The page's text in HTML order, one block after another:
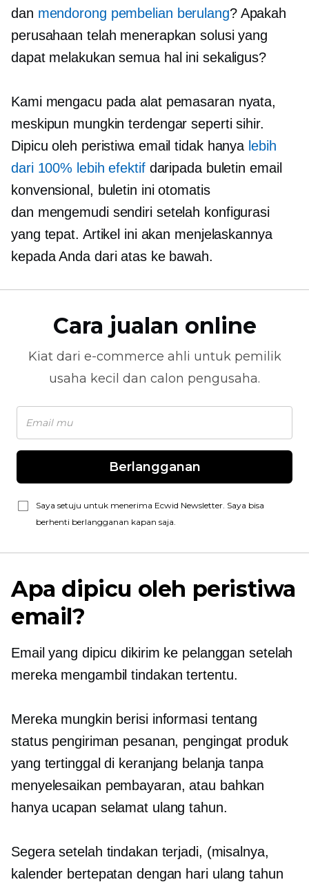
dan mendorong pembelian berulang? Apakah
perusahaan telah menerapkan solusi yang
dapat melakukan semua hal ini sekaligus?
Kami mengacu pada alat pemasaran nyata,
meskipun mungkin terdengar seperti sihir.
Dipicu oleh peristiwaemail tidak hanya lebih
dari 100% lebih efektifdaripada buletin email
konvensional, buletin ini otomatis
dan mengemudi sendirisetelah konfigurasi
yang tepat. Artikel ini akan menjelaskannya
kepada Anda dari atas ke bawah.
Cara jualan online
Kiat dari e-commerce ahli untuk pemilik
usaha kecil dan calon pengusaha.
Berlangganan
Saya setuju untuk menerima Ecwid Newsletter. Saya bisa
berhenti berlangganan kapan saja.
Apa dipicu oleh peristiwa
email?
Email yang dipicu dikirim ke pelanggan setelah
mereka mengambil tindakan tertentu.
Mereka mungkin berisi informasi tentang
status pengiriman pesanan, pengingat produk
yang tertinggal di keranjang belanja tanpa
menyelesaikan pembayaran, atau bahkan
hanya ucapan selamat ulang tahun.
Segera setelah tindakan terjadi, (misalnya,
kalender bertepatan dengan hari ulang tahun